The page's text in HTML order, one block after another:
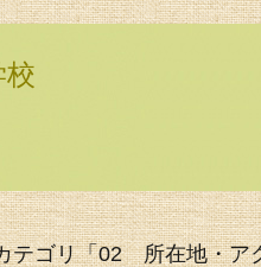
校
テゴリ「02 所在地・ア